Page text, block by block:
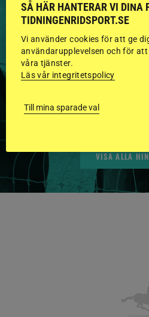
HINGSTAR
GODKÄNDA
FLERA
BILDER
VISA ALLA
SÅ HÄR HANTERAR VI DINA
TIDNINGENRIDSPORT.SE
Vi använder cookies för att ge
användarupplevelsen och för
våra tjänster.
Läs vår integritetspolicy
Till mina sparade val